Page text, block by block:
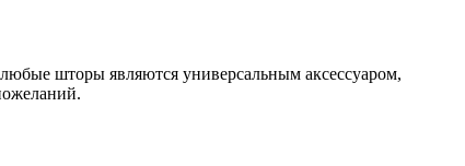
шторы являются универсальным аксессуаром,